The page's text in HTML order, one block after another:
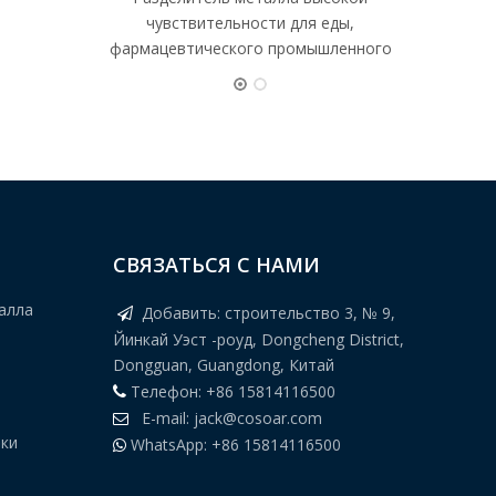
чувствительности для еды,
фармацевтического промышленного
СВЯЗАТЬСЯ С НАМИ
 Добавить: строительство 3, № 9,
Йинкай Уэст -роуд, Dongcheng District,
Dongguan, Guangdong, Китай
Телефон: +86 15814116500
 E-mail: jack@cosoar.com
WhatsApp: +86 15814116500